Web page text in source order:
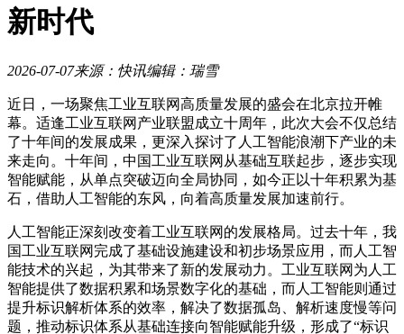
新时代
2026-07-07来源：快讯编辑：瑞雪
近日，一场聚焦工业互联网高质量发展的盛会在北京拉开帷
幕。适逢工业互联网产业联盟成立十周年，此次大会不仅总结
了十年间的发展成果，更深入探讨了人工智能浪潮下产业的未
来走向。十年间，中国工业互联网从基础互联起步，逐步实现
智能赋能，从单点突破迈向全局协同，如今正以十年积累为基
石，借助人工智能的东风，向着高质量发展加速前行。
人工智能正深刻改变着工业互联网的发展格局。过去十年，我
国工业互联网完成了基础设施建设和初步场景应用，而人工智
能技术的兴起，为其带来了新的发展动力。工业互联网为人工
智能提供了数据积累和场景数字化的基础，而人工智能则通过
提升标识解析体系的效率，解决了数据孤岛、解析速度慢等问
题，推动标识体系从基础连接向智能赋能升级，形成了“标识